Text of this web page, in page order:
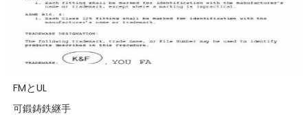
FMとUL
可鍛鋳鉄継手